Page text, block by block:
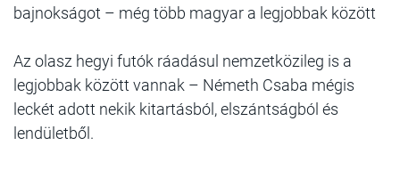
bajnokságot – még több magyar a legjobbak között
Az olasz hegyi futók ráadásul nemzetközileg is a
legjobbak között vannak – Németh Csaba mégis
leckét adott nekik kitartásból, elszántságból és
lendületből.